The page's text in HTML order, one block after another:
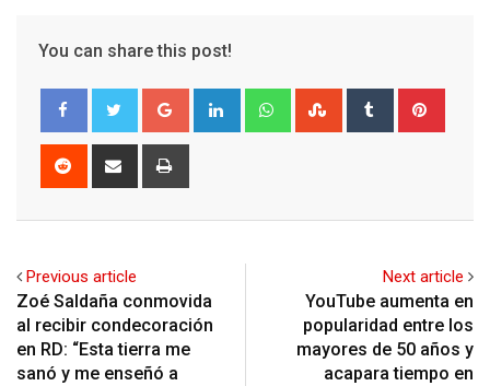
You can share this post!
Google+ LinkedIn WhatsappStumbleUpon
Tumblr
Reddit
Share
Previous article
Zoé Saldaña conmovida
al recibir condecoración
en RD: “Esta tierra me
sanó y me enseñó a
Next article
YouTube aumenta en
popularidad entre los
mayores de 50 años y
acapara tiempo en